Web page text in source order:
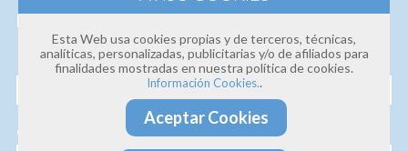
Profesionalidad · Experiencia · Efectividad
Nombre
Correo electrónico
Esta Web usa cookies propias y de terceros, técnicas,
analíticas, personalizadas, publicitarias y/o de afiliados para
finalidades mostradas en nuestra política de cookies.
Información Cookies..
Aceptar Cookies